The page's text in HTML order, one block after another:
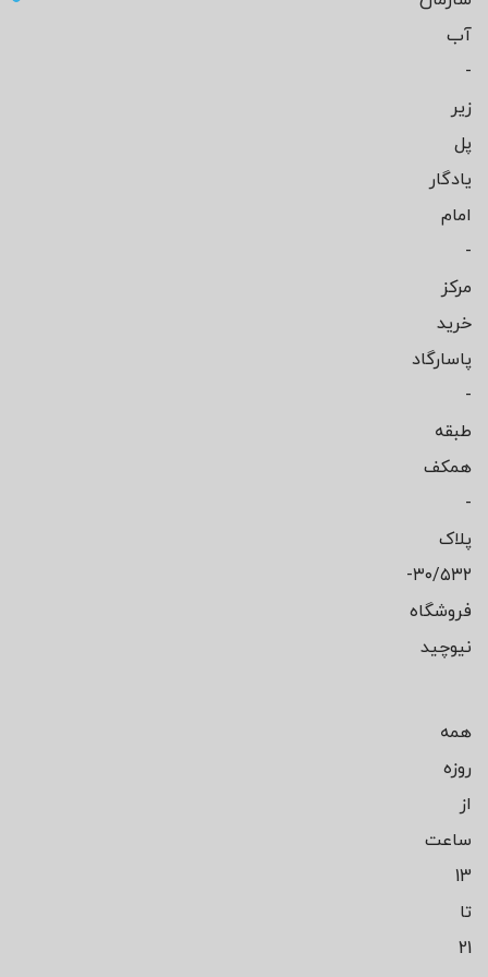
آب
-
زیر
پل
یادگار
امام
-
مرکز
خرید
پاسارگاد
-
طبقه
همکف
-
پلاک
۳۰/۵۳۲-
فروشگاه
نیوچید
همه
روزه
از
ساعت
13
تا
21